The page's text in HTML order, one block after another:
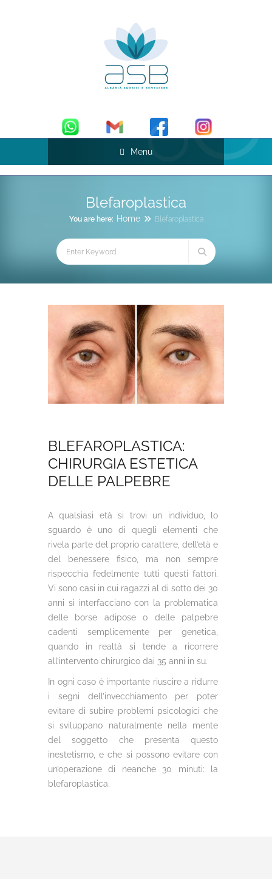
Menu
Blefaroplastica
You are here: Home Blefaroplastica
BLEFAROPLASTICA:
CHIRURGIA ESTETICA
DELLE PALPEBRE
A qualsiasi età si trovi un individuo, lo
sguardo è uno di quegli elementi che
rivela parte del proprio carattere, dell’età e
del benessere fisico, ma non sempre
rispecchia fedelmente tutti questi fattori.
Vi sono casi in cui ragazzi al di sotto dei 30
anni si interfacciano con la problematica
delle borse adipose o delle palpebre
cadenti semplicemente per genetica,
quando in realtà si tende a ricorrere
all’intervento chirurgico dai 35 anni in su.
In ogni caso è importante riuscire a ridurre
i segni dell’invecchiamento per poter
evitare di subire problemi psicologici che
si sviluppano naturalmente nella mente
del soggetto che presenta questo
inestetismo, e che si possono evitare con
un’operazione di neanche 30 minuti: la
blefaroplastica.